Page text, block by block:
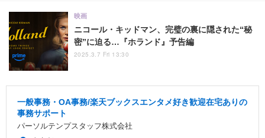
ニコール・キッドマン、完璧の裏に隠された“秘
密”に迫る…『ホランド』予告編
映画
2025.3.7 Fri 13:30
一般事務・OA事務/楽天ブックスエンタメ好き歓迎在宅ありの
事務サポート
パーソルテンプスタッフ株式会社